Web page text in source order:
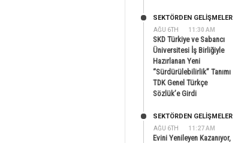
AĞU 6TH 11:30 AM
SEKTÖRDEN GELIŞMELER
SKD Türkiye ve Sabancı
Üniversitesi İş Birliğiyle
Hazırlanan Yeni
“Sürdürülebilirlik” Tanımı
TDK Genel Türkçe
Sözlük’e Girdi
AĞU 6TH 11:27 AM
SEKTÖRDEN GELIŞMELER
Evini Yenileyen Kazanıyor,